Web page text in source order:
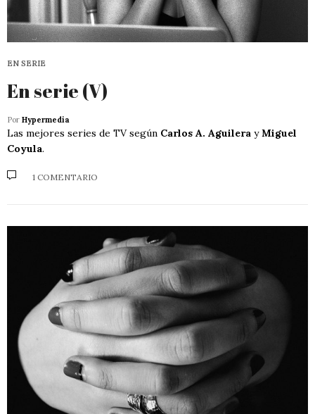
EN SERIE
En serie (V)
Por Hypermedia
Las mejores series de TV según Carlos A. Aguilera yMiguel
Coyula.
1 COMENTARIO